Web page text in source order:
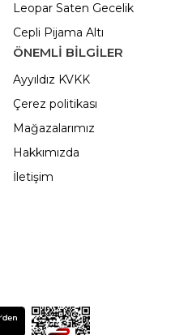
Leopar Saten Gecelik
Cepli Pijama Altı
ÖNEMLI BILGILER
Ayyıldız KVKK
Çerez politikası
Mağazalarımız
Hakkımızda
İletişim